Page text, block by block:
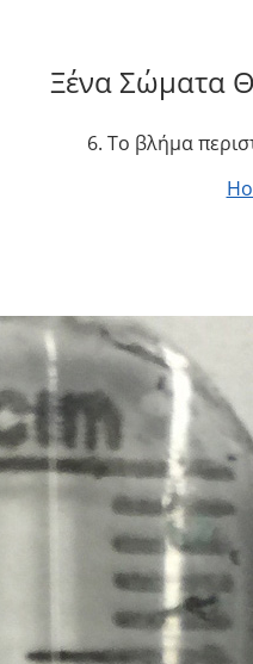
Ξένα Σώματα
6. Το βλήμα